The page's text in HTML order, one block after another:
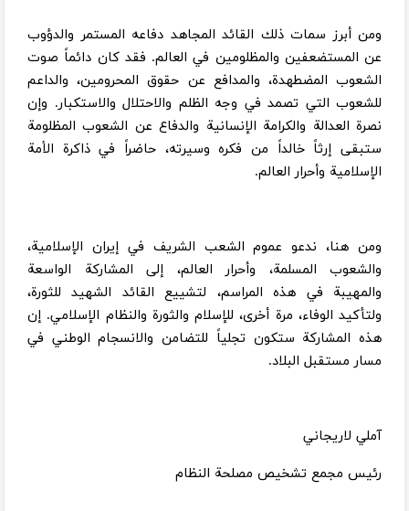
ومن أبرز سمات ذلك القائد المجاهد دفاعه المستمر والدؤوب
عن المستضعفين والمظلومين في العالم. فقد كان دائماً صوت
الشعوب المضطهدة، والمدافع عن حقوق المحرومين، والداعم
للشعوب التي تصمد في وجه الظلم والاحتلال والاستكبار. وإن
نصرة العدالة والكرامة الإنسانية والدفاع عن الشعوب المظلومة
ستبقى إرثاً خالداً من فكره وسيرته، حاضراً في ذاكرة الأمة
الإسلامية وأحرار العالم.
ومن هنا، ندعو عموم الشعب الشريف في إيران الإسلامية،
والشعوب المسلمة، وأحرار العالم، إلى المشاركة الواسعة
والمهيبة في هذه المراسم، لتشييع القائد الشهيد للثورة،
ولتأكيد الوفاء، مرة أخرى، للإسلام والثورة والنظام الإسلامي. إن
هذه المشاركة ستكون تجلياً للتضامن والانسجام الوطني في
مسار مستقبل البلاد.
آملي لاريجاني
رئيس مجمع تشخيص مصلحة النظام